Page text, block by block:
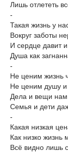
Лишь отлететь
-
Такая жизнь у
Вокруг заботы
И сердце давит
Душа как
-
Не ценим жизнь
Не ценим душу и
Дела и вещи
Семья и дети
-
Какая низкая
Как низко жизнь
Всё видно лишь